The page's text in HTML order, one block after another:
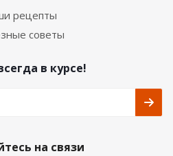
рецепты
советы
в курсе!
на связи